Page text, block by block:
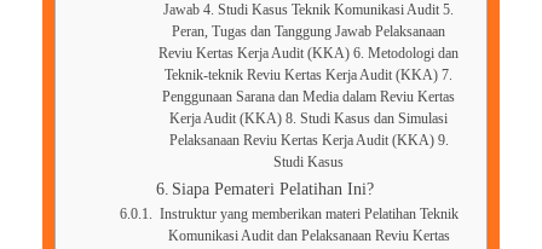
Jawab 4. Studi Kasus Teknik Komunikasi Audit 5.
Peran, Tugas dan Tanggung Jawab Pelaksanaan
Reviu Kertas Kerja Audit (KKA) 6. Metodologi dan
Teknik-teknik Reviu Kertas Kerja Audit (KKA) 7.
Penggunaan Sarana dan Media dalam Reviu Kertas
Kerja Audit (KKA) 8. Studi Kasus dan Simulasi
Pelaksanaan Reviu Kertas Kerja Audit (KKA) 9.
Studi Kasus
Siapa Pemateri Pelatihan Ini?
Instruktur yang memberikan materi Pelatihan Teknik
Komunikasi Audit dan Pelaksanaan Reviu Kertas